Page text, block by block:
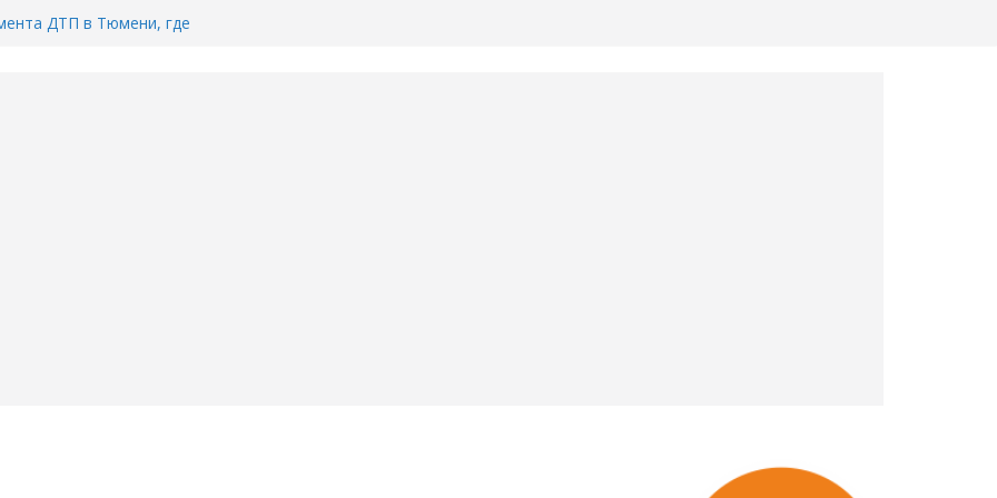
ДТП в Тюмени, где